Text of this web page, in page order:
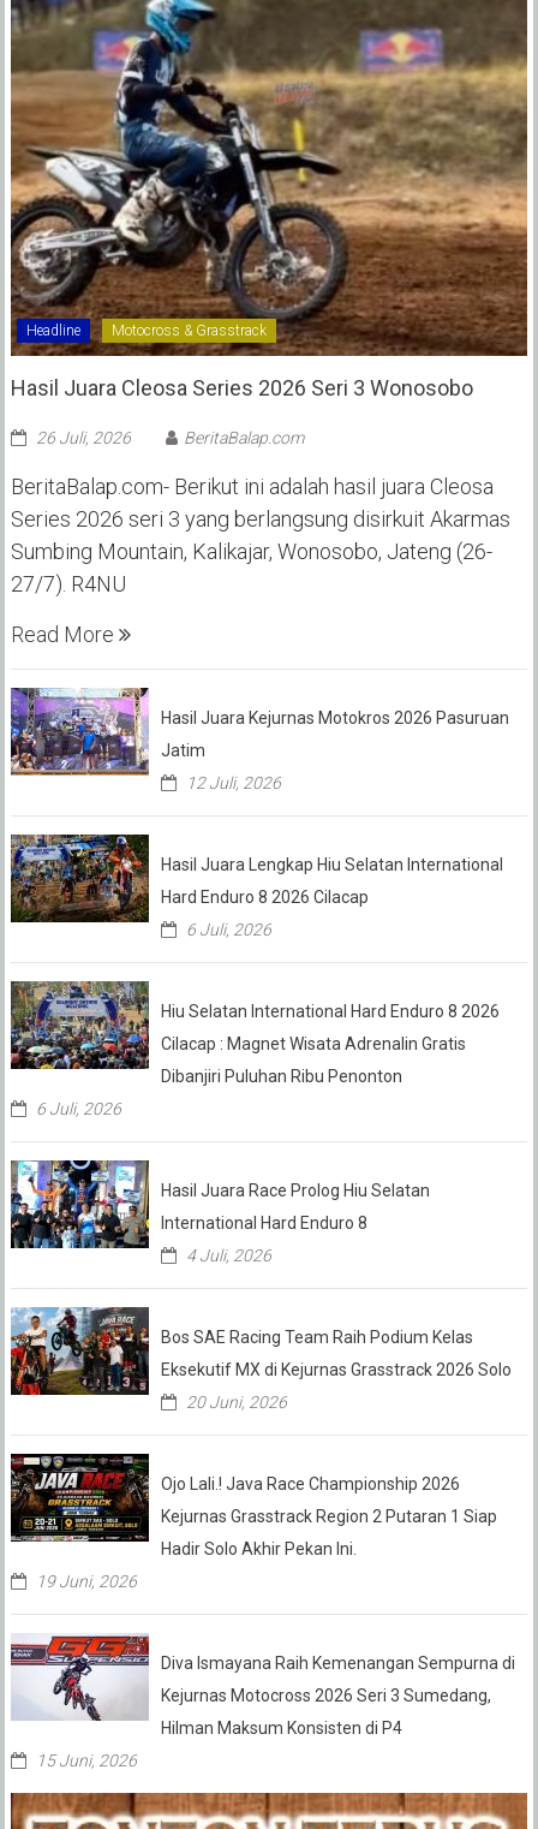
Headline Motocross & Grasstrack
Hasil Juara Cleosa Series 2026 Seri 3 Wonosobo ‎
26 Juli, 2026 BeritaBalap.com
BeritaBalap.com- Berikut ini adalah hasil juara Cleosa
Series 2026 seri 3 yang berlangsung disirkuit Akarmas
Sumbing Mountain, Kalikajar, Wonosobo, Jateng (26-
27/7). R4NU
Read More
Hasil Juara Kejurnas Motokros 2026 Pasuruan
Jatim
12 Juli, 2026
Hasil Juara Lengkap Hiu Selatan International
Hard Enduro 8 2026 Cilacap
6 Juli, 2026
Hiu Selatan International Hard Enduro 8 2026
Cilacap : Magnet Wisata Adrenalin Gratis
Dibanjiri Puluhan Ribu Penonton
6 Juli, 2026
Hasil Juara Race Prolog Hiu Selatan
International Hard Enduro 8
4 Juli, 2026
Bos SAE Racing Team Raih Podium Kelas
Eksekutif MX di Kejurnas Grasstrack 2026 Solo
20 Juni, 2026
Ojo Lali.! Java Race Championship 2026
Kejurnas Grasstrack Region 2 Putaran 1 Siap
Hadir Solo Akhir Pekan Ini.
19 Juni, 2026
Diva Ismayana Raih Kemenangan Sempurna di
Kejurnas Motocross 2026 Seri 3 Sumedang,
Hilman Maksum Konsisten di P4
15 Juni, 2026